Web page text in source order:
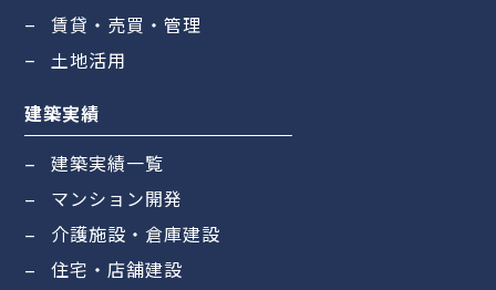
賃貸・売買・管理
土地活用
建築実績
建築実績一覧
マンション開発
介護施設・倉庫建設
住宅・店舗建設